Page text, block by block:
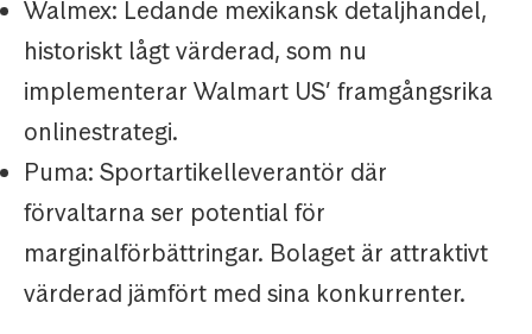
Walmex: Ledande mexikansk detaljhandel,
historiskt lågt värderad, som nu
implementerar Walmart US’ framgångsrika
onlinestrategi.
Puma: Sportartikelleverantör där
förvaltarna ser potential för
marginalförbättringar. Bolaget är attraktivt
värderad jämfört med sina konkurrenter.